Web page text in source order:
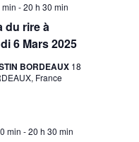
du rire à
6 Mars 2025
-20 h 30 min
BORDEAUX 18
France
min -20 h 30 min